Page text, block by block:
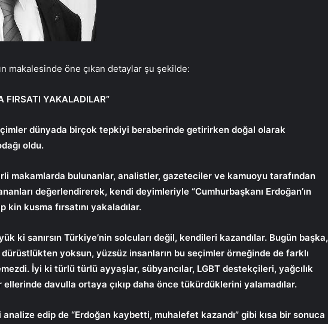
makalesinde öne çıkan detaylar şu şekilde:
FIRSATI YAKALADILAR”
dünyada birçok tepkiyi beraberinde getirirken doğal olarak
oldu.
makamlarda bulunanlar, analistler, gazeteciler ve kamuoyu tarafından
değerlendirerek, kendi deyimleriyle “Cumhurbaşkanı Erdoğan’ın
kin kusma fırsatını yakaladılar.
ki sanırsın Türkiye’nin solcuları değil, kendileri kazandılar. Bugün başka,
yoksun, yüzsüz insanların bu seçimler örneğinde de farklı
İyi ki türlü türlü ayyaşlar, sübyancılar, LGBT destekçileri, yağcılık
davulla ortaya çıkıp daha önce tükürdüklerini yalamadılar.
edip de “Erdoğan kaybetti, muhalefet kazandı” gibi kısa bir sonuca